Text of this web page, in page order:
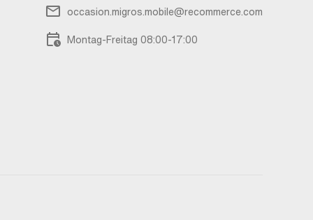
occasion.migros.mobile@recommerce.com
Montag-Freitag 08:00-17:00